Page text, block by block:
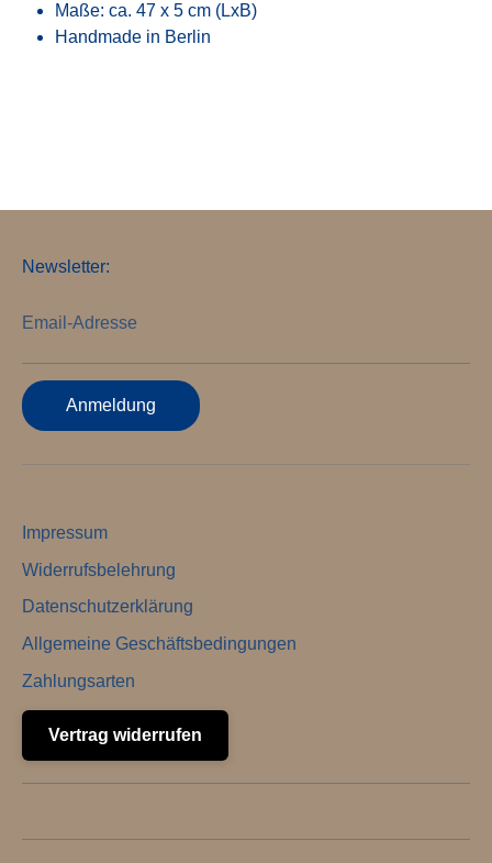
Maße: ca. 47 x 5 cm (LxB)
Handmade in Berlin
Newsletter:
Email-Adresse
Anmeldung
Impressum
Widerrufsbelehrung
Datenschutzerklärung
Allgemeine Geschäftsbedingungen
Zahlungsarten
Vertrag widerrufen